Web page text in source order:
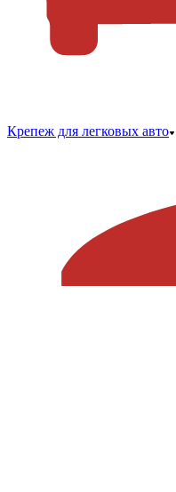
Крепеж для легковых авто